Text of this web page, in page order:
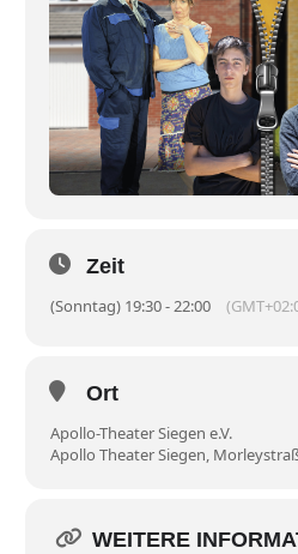
Zeit
(Sonntag) 19:30 - 22:00
Ort
Apollo-Theater Siegen e.V.
Apollo Theater Siegen,
WEITERE